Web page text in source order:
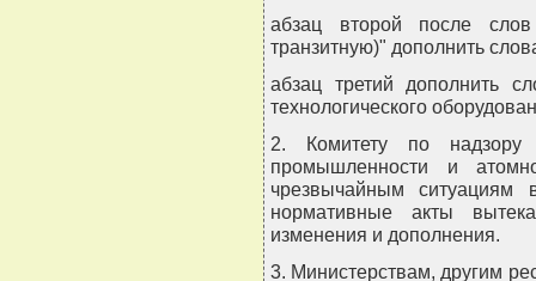
абзац второй после
транзитную)" дополнить
абзац третий дополнить
технологического
2. Комитету по
промышленности и
чрезвычайным
нормативные акты
изменения и дополнения.
3. Министерствам, другим